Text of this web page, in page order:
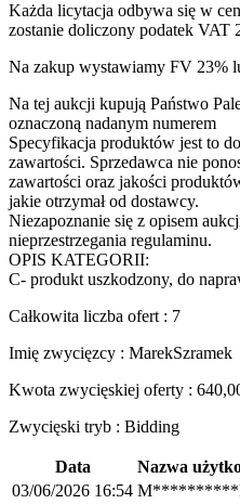
Każda licytacja odbywa się w
zostanie doliczony podatek VAT
Na zakup wystawiamy FV 23%
Na tej aukcji kupują Państwo
oznaczoną nadanym numerem
Specyfikacja produktów jest to
zawartości. Sprzedawca nie
zawartości oraz jakości
jakie otrzymał od dostawcy.
Niezapoznanie się z opisem
nieprzestrzegania regulaminu.
OPIS KATEGORII:
C- produkt uszkodzony, do
Całkowita liczba ofert : 7
Imię zwycięzcy : MarekSzramek
Kwota zwycięskiej oferty :
Zwycięski tryb : Bidding
Data Nazwa
03/06/2026 16:54